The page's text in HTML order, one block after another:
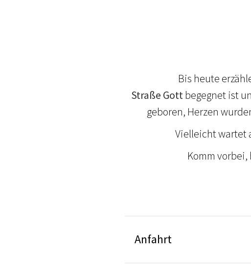
Bis heute
Straße Gottbegegnet ist
geboren, Herzen
Vielleicht wartet
Komm
Anfahrt